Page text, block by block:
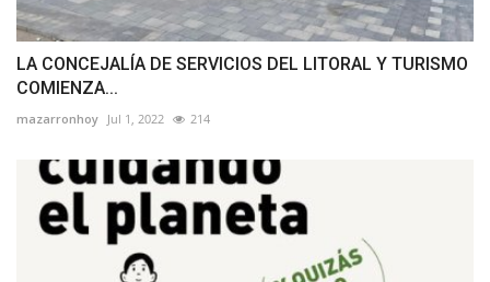
LA CONCEJALÍA DE SERVICIOS DEL LITORAL Y TURISMO
COMIENZA...
mazarronhoy Jul 1, 2022 214